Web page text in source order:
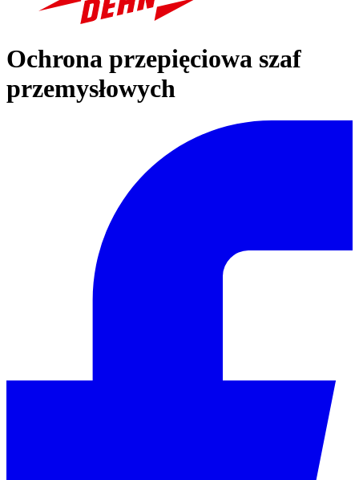
Ochrona przepięciowa szaf
przemysłowych